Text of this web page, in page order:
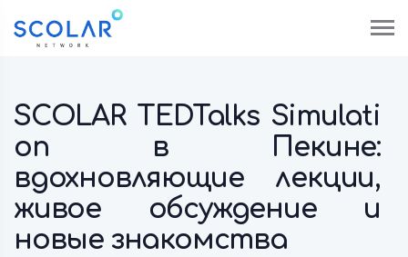
SCOLAR TEDTalks Simulati
on в Пекине:
вдохновляющие лекции,
живое обсуждение и
новые знакомства